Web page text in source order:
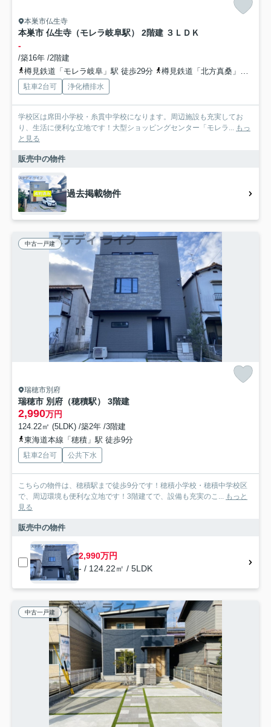
本巣市仏生寺
本巣市 仏生寺（モレラ岐阜駅） 2階建 ３ＬＤＫ
-
/築16年 /2階建
樽見鉄道「モレラ岐阜」駅 徒歩29分
樽見鉄道「北方真桑」駅 徒歩28分
駐車2台可 浄化槽排水
学校区は席田小学校・糸貫中学校になります。周辺施設も充実してお
り、生活に便利な立地です！大型ショッピングセンター「モレラ... もっ
と見る
販売中の物件
過去掲載物件
中古一戸建
瑞穂市別府
瑞穂市 別府（穂積駅） 3階建
2,990万円
124.22㎡ (5LDK) /築2年 /3階建
東海道本線「穂積」駅 徒歩9分
駐車2台可 公共下水
こちらの物件は、穂積駅まで徒歩9分です！穂積小学校・穂積中学校区
で、周辺環境も便利な立地です！3階建てで、設備も充実のこ... もっと
見る
販売中の物件
2,990万円
- / 124.22㎡ / 5LDK
中古一戸建